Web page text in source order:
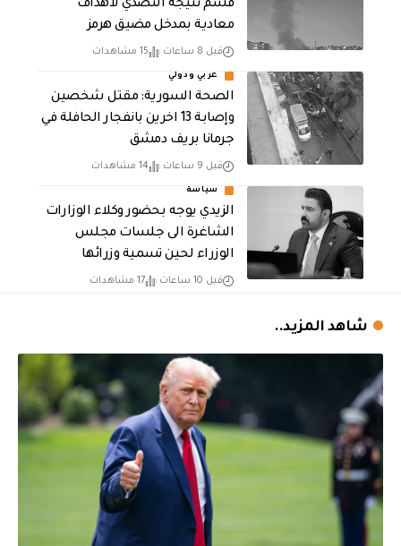
قشم نتيجة التصدي لأهداف
معادية بمدخل مضيق هرمز
قبل 8 ساعات 15 مشاهدات
عربي ودولي
الصحة السورية: مقتل شخصين
وإصابة 13 اخرين بانفجار الحافلة في
جرمانا بريف دمشق
قبل 9 ساعات 14 مشاهدات
سياسة
الزيدي يوجه بحضور وكلاء الوزارات
الشاغرة الى جلسات مجلس
الوزراء لحين تسمية وزرائها
قبل 10 ساعات 17 مشاهدات
شاهد المزيد..